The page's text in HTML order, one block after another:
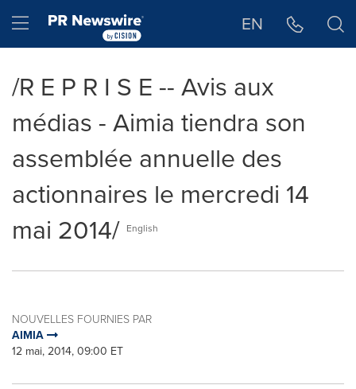
Hamburger menu EN
/R E P R I S E -- Avis aux
médias - Aimia tiendra son
assemblée annuelle des
actionnaires le mercredi 14
mai 2014/ English
NOUVELLES FOURNIES PAR
AIMIA
12 mai, 2014, 09:00 ET